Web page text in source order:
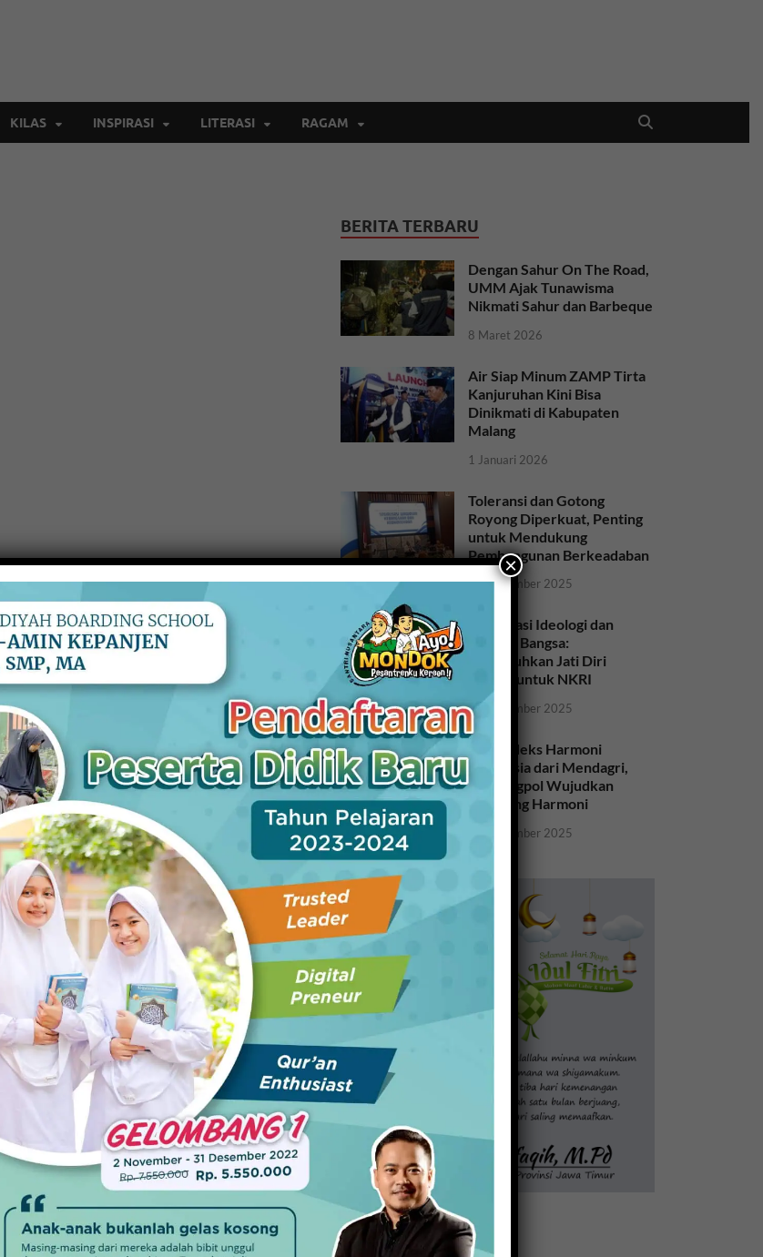
KILAS INSPIRASI LITERASI RAGAM
BERITA TERBARU
Dengan Sahur On The Road,
UMM Ajak Tunawisma
Nikmati Sahur dan Barbeque
8 Maret 2026
Air Siap Minum ZAMP Tirta
Kanjuruhan Kini Bisa
Dinikmati di Kabupaten
Malang
1 Januari 2026
Toleransi dan Gotong
Royong Diperkuat, Penting
untuk Mendukung
Pembangunan Berkeadaban
28 November 2025
Sosialisasi Ideologi dan
Sejarah Bangsa:
Meneguhkan Jati Diri
Bangsa untuk NKRI
26 November 2025
Raih Indeks Harmoni
Indonesia dari Mendagri,
Kesbangpol Wujudkan
Kampung Harmoni
20 November 2025
×